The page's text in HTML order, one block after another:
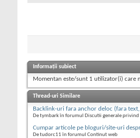
Informații subiect
Momentan este/sunt 1 utilizator(i) care
Thread-uri Similare
Backlink-uri fara anchor deloc (fara
De tymbark în forumul Discutii generale
Cumpar articole pe bloguri/site-uri
De tudorc11 în forumul Continut web